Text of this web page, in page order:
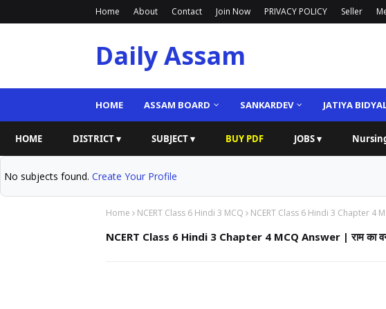
Home About Contact Join Now PRIVACY POLICY Seller
Daily Assam
HOME ASSAM BOARD SANKARDEV JATIYA
HOME DISTRICT ▾ SUBJECT ▾ BUY PDF JOBS ▾
No subjects found. Create Your Profile
Home NCERT Class 6 Hindi 3 MCQ NCERT Class 6 Hindi 3 Chapter 4
NCERT Class 6 Hindi 3 Chapter 4 MCQ Answer | राम का